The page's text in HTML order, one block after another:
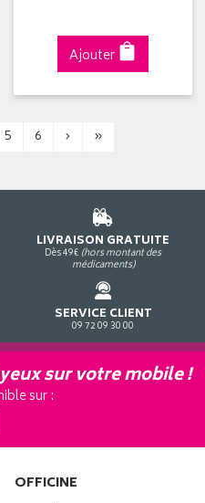
Ajouter
5 6 › »
LIVRAISON GRATUITE
Dès 49€ (hors montant des
médicaments)
SERVICE CLIENT
09 72 09 30 00
sur votre mobile !
sur :
OFFICINE